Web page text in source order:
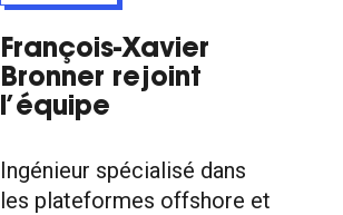
François-Xavier
Bronner rejoint
l’équipe
Ingénieur spécialisé dans
les plateformes offshore et